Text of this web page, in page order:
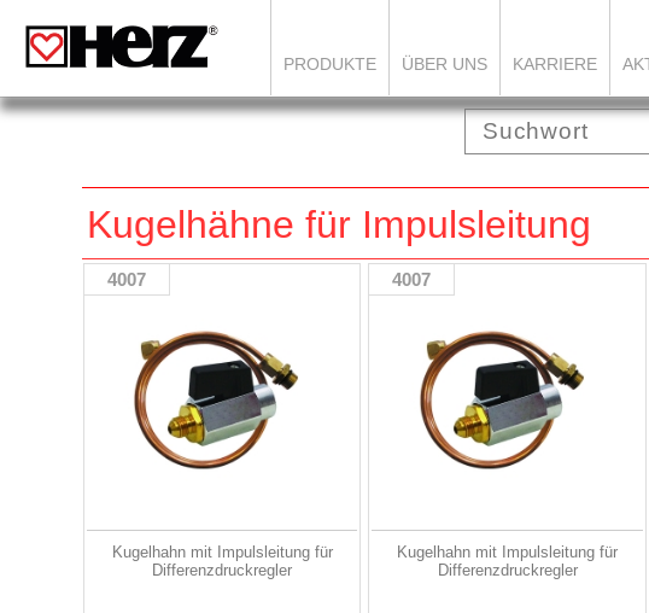
PRODUKTE ÜBER UNS KARRIERE
Kugelhähne für Impulsleitung
4007
Kugelhahn mit Impulsleitung für
Differenzdruckregler
4007
Kugelhahn mit Impulsleitung für
Differenzdruckregler